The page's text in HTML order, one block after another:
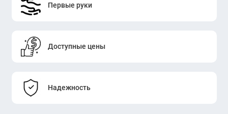
Первые руки
Доступные цены
Надежность